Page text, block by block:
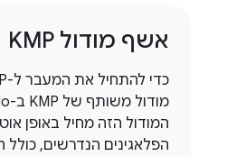
אשף מודול KMP
המודול הזה מחיל באופן